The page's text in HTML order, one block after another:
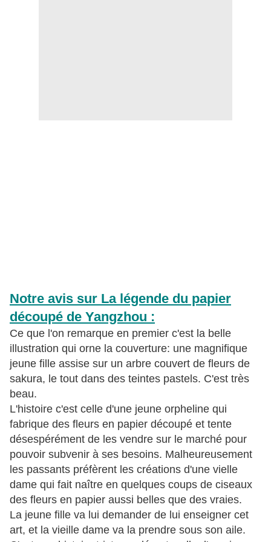
Notre avis sur La légende du papier
découpé de Yangzhou :
Ce que l'on remarque en premier c'est la belle
illustration qui orne la couverture: une magnifique
jeune fille assise sur un arbre couvert de fleurs de
sakura, le tout dans des teintes pastels. C'est très
beau.
L'histoire c'est celle d'une jeune orpheline qui
fabrique des fleurs en papier découpé et tente
désespérément de les vendre sur le marché pour
pouvoir subvenir à ses besoins. Malheureusement
les passants préfèrent les créations d'une vielle
dame qui fait naître en quelques coups de ciseaux
des fleurs en papier aussi belles que des vraies.
La jeune fille va lui demander de lui enseigner cet
art, et la vieille dame va la prendre sous son aile.